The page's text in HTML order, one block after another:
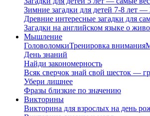
Зимние загадки для детей 7-8 лет —
Древние интересные загадки для
Загадки на английском языке о
Мышление
ГоловоломкиТренировка внимания
День знаний
Найди закономерность
Всяк сверчок знай свой шесток —
Убери лишнее
Фразы близкие по значению
Викторины
Викторина для взрослых на день